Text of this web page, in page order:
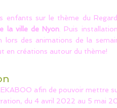
enfants sur le thème du
la ville de Nyon . Puis
des animations de la
en créations autour du thème!
afin de pouvoir mettre
du 4 avril 2022 au 5 mai